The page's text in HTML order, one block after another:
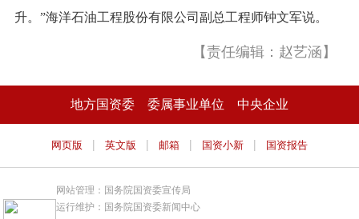
升。”海洋石油工程股份有限公司副总工程师钟文军说。
【责任编辑：赵艺涵】
地方国资委 委属事业单位 中央企业
网页版 | 英文版 | 邮箱 | 国资小新 | 国资报告
网站管理：国务院国资委宣传局
运行维护：国务院国资委新闻中心